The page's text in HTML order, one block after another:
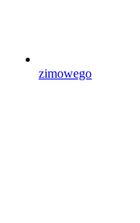
zimowego